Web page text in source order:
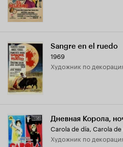
Sangre en el ruedo
1969
Художник по
Дневная Корола,
Carola de día, Carola
Художник по